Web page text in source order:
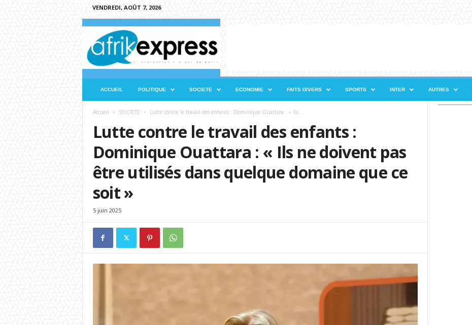
VENDREDI, AOÛT 7, 2026
e
ACCUEIL POLITIQUE SOCIETE ECONOMIE FAITS DIVERS SPORTS INTER AUTRES
Accueil SOCIETE Lutte contre le travail des enfants : Dominique Ouattara : « Ils...
Lutte contre le travail des enfants :
Dominique Ouattara : « Ils ne doivent pas
être utilisés dans quelque domaine que ce
soit »
5 juin 2025